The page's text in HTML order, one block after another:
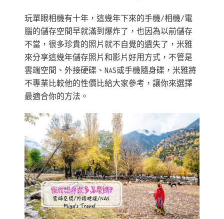
玩單眼相機有十年，這幾年下來的手機/相機/電
腦的儲存空間早就滿到爆炸了，也因為以前儲存
不當，很多珍貴的照片就不自覺的遺失了，米雅
來分享這幾年儲存照片和影片好用方式，不管是
雲端空間、外接硬碟、NAS或手機隨身碟，米雅將
不專業比較他的性價比給大家參考，讓你來選擇
最適合你的方法。